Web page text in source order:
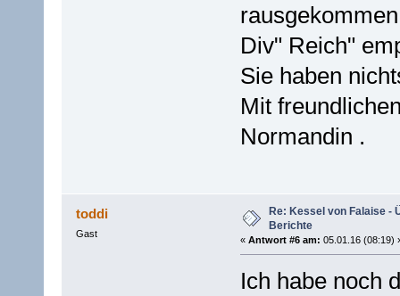
Div" Reich"
Sie haben
Mit
Normandin .
toddi
Gast
Re: Kessel von Falaise -
Berichte
« Antwort #6 am: 05.01.16 (08:19)
Ich habe noch